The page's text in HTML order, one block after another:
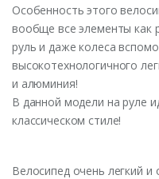
Особенность этого
вообще все элементы как
руль и даже колеса
высокотехнологичного
и алюминия!
В данной модели на руле
классическом стиле!
Велосипед очень легкий и